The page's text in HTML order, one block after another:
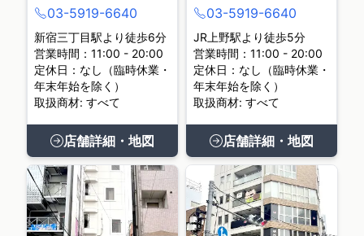
03-5919-6640
新宿三丁目駅より徒歩6分
営業時間：11:00 - 20:00
定休日：なし（臨時休業・
年末年始を除く）
取扱商材: すべて
店舗詳細・地図
03-5919-6640
JR上野駅より徒歩5分
営業時間：11:00 - 20:00
定休日：なし（臨時休業・
年末年始を除く）
取扱商材: すべて
店舗詳細・地図